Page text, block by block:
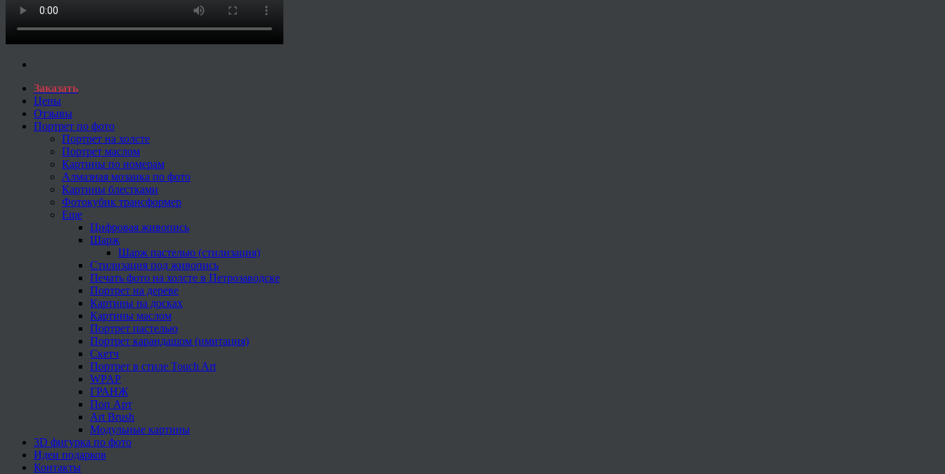
Заказать
Цены
Отзывы
Портрет по фото
Портрет на холсте
Портрет маслом
Картины по номерам
Алмазная мозаика по фото
Картины блестками
Фотокубик трансформер
Еще
Цифровая живопись
Шарж
Шарж пастелью (стилизация)
Стилизация под живопись
Печать фото на холсте в Петрозаводске
Портрет на дереве
Картины на досках
Картины маслом
Портрет пастелью
Портрет карандашом (имитация)
Скетч
Портрет в стиле Touch Art
WPAP
ГРАНЖ
Поп Арт
Art Brush
Модульные картины
3D фигурка по фото
Идеи подарков
Контакты